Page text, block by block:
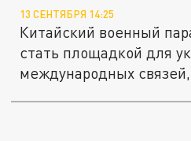
13 СЕНТЯБРЯ 14:25
Китайский военный
стать площадкой для
международных